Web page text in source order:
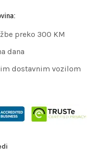
preko 300 KM
dana
dostavnim vozilom